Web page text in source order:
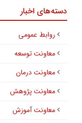
دسته‌های اخبار
روابط عمومی
معاونت توسعه
معاونت درمان
معاونت پژوهش
معاونت آموزش